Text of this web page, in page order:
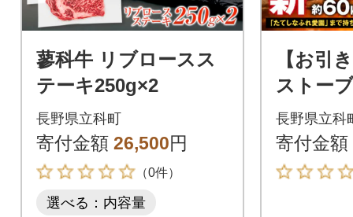
蓼科牛 リブロースス
テーキ250g×2
長野県立科町
寄付金額 26,500円
（0件）
選べる：内容量
【お引
ストー
ラ・ク
長野県立科
寄付金額